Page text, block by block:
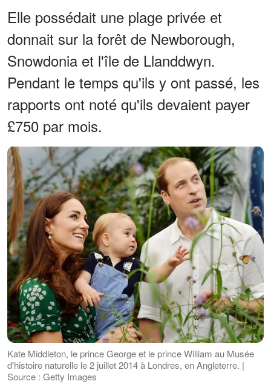
Elle possédait une plage privée et
donnait sur la forêt de Newborough,
Snowdonia et l'île de Llanddwyn.
Pendant le temps qu'ils y ont passé, les
rapports ont noté qu'ils devaient payer
£750 par mois.
Kate Middleton, le prince George et le prince William au Musée
d'histoire naturelle le 2 juillet 2014 à Londres, en Angleterre. |
Source : Getty Images